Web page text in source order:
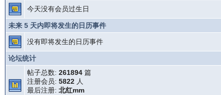
今天没有会员过生日
未来 5 天内即将发生的日历事件
没有即将发生的日历事件
论坛统计
帖子总数: 261894篇
注册会员: 5822人
最后注册: 北红mm